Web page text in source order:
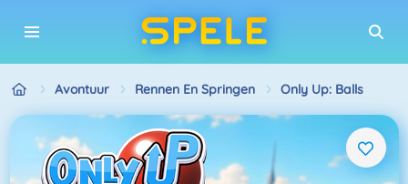
Avontuur Rennen En Springen Only Up: Balls